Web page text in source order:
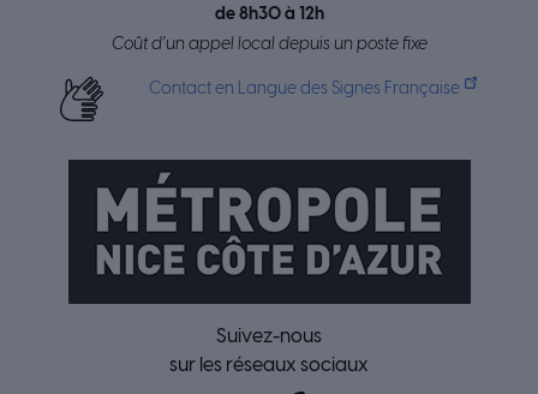
de 8h30 à 12h
Coût d’un appel local depuis un poste fixe
Contact en Langue des Signes Française
Suivez-nous
sur les réseaux sociaux